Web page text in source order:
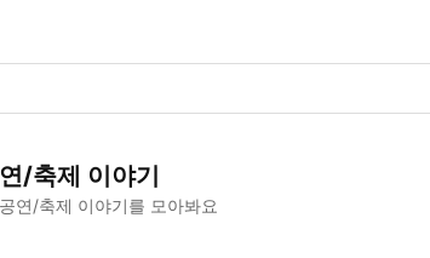
/축제 이야기
공연/축제 이야기를 모아봐요